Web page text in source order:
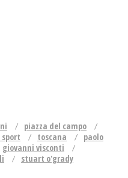
piazza del campo
toscana
paolo
giovanni visconti
stuart o'grady